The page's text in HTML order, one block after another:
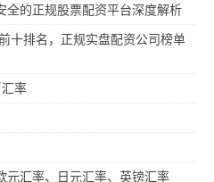
全的正规股票配资平台深度解析
十排名，正规实盘配资公司榜单
率
元汇率、日元汇率、英镑汇率